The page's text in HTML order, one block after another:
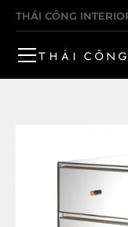
THÁI CÔNG